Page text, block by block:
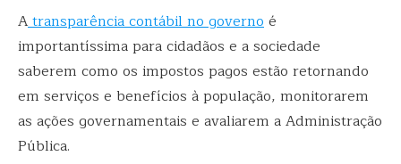
Atransparência contábil no governoé
importantíssima para cidadãos e a sociedade
saberem como os impostos pagos estão retornando
em serviços e benefícios à população, monitorarem
as ações governamentais e avaliarem a Administração
Pública.